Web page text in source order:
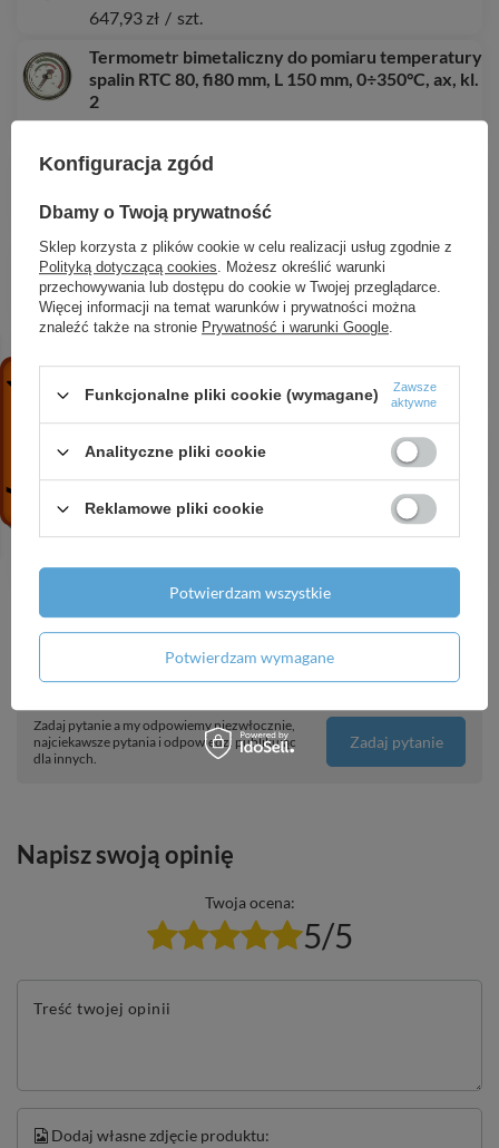
647,93 zł / szt.
Termometr bimetaliczny do pomiaru temperatury
spalin RTC 80, fi80 mm, L 150 mm, 0÷350°C, ax, kl.
2
199,82 zł / szt.
Dysza do palnika olejowego, 1,35 USgal/h, 60°,
72,57 zł / szt.
Złączka zaciskowa, G1/2" x śrubunek dla rury
fi18 mm, L 46,5 mm
57,28 zł / szt.
0÷1 bar, G1/2", rad, kl. 1,6
142,80 zł / szt.
Manometr standardowy RF 40, D211, fi40 mm,
0÷250 bar, G1/8", ax, kl. 1,6
140,99 zł / szt.
Adapter do siłowników ARM ProClick na zawory:
62,72 zł / szt.
Zadaj pytanie a my odpowiemy niezwłocznie,
najciekawsze pytania i odpowiedzi publikując
dla innych.
Zadaj pytanie
Napisz swoją opinię
Twoja ocena:
5/5
Treść twojej opinii
Dodaj własne zdjęcie produktu:
Konfiguracja zgód
Dbamy o Twoją prywatność
Sklep korzysta z plików cookie w celu realizacji usług zgodnie z
Polityką dotyczącą cookies. Możesz określić warunki
przechowywania lub dostępu do cookie w Twojej przeglądarce.
Więcej informacji na temat warunków i prywatności można
znaleźć także na stronie Prywatność i warunki Google.
Funkcjonalne pliki cookie (wymagane)
Zawsze
aktywne
Analityczne pliki cookie
Reklamowe pliki cookie
Potwierdzam wymagane
Potwierdzam wszystkie